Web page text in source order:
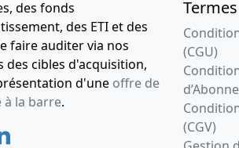
des fonds
des ETI et des
faire auditer via nos
des cibles d'acquisition,
d'une offre de
à la barre.
(CGU)
(CGV)